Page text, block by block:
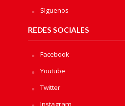
Sìguenos
REDES SOCIALES
Facebook
Youtube
Twitter